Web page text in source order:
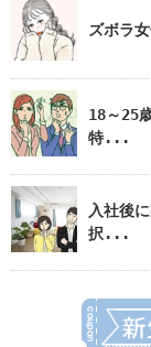
ズボラ
18～25
特...
入社後
択...